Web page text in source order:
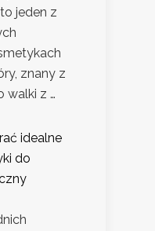
jeden z
znany z
walki z …
idealne
do